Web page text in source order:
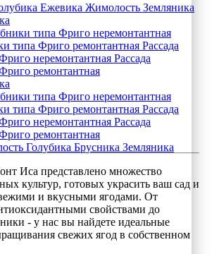
Ежевика Жимолость Земляника
типа Фриго неремонтантная
типа Фриго ремонтантная Рассада
неремонтантная Рассада
ремонтантная
типа Фриго неремонтантная
типа Фриго ремонтантная Рассада
неремонтантная Рассада
ремонтантная
Голубика Брусника Земляника
Иса представлено множество
культур, готовых украсить ваш сад и
и вкусными ягодами. От
свойствами до
- у нас вы найдете идеальные
свежих ягод в собственном